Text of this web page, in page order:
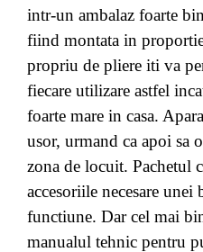
intr-un ambalaz foarte
fiind montata in
propriu de pliere iti va
fiecare utilizare astfel
foarte mare in casa.
usor, urmand ca apoi sa
zona de locuit. Pachetul
accesoriile necesare
functiune. Dar cel mai
manualul tehnic pentru